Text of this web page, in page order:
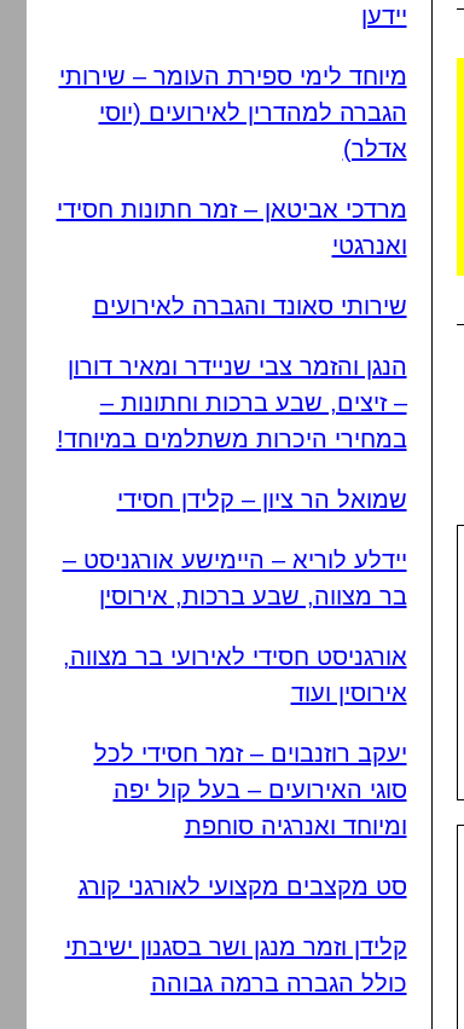
יידען
מיוחד לימי ספירת העומר – שירותי
הגברה למהדרין לאירועים (יוסי
אדלר)
מרדכי אביטאן – זמר חתונות חסידי
ואנרגטי
שירותי סאונד והגברה לאירועים
הנגן והזמר צבי שניידר ומאיר דורון
– זיצים, שבע ברכות וחתונות –
במחירי היכרות משתלמים במיוחד!
שמואל הר ציון – קלידן חסידי
יידלע לוריא – היימישע אורגניסט –
בר מצווה, שבע ברכות, אירוסין
אורגניסט חסידי לאירועי בר מצווה,
אירוסין ועוד
יעקב רוזנבוים – זמר חסידי לכל
סוגי האירועים – בעל קול יפה
ומיוחד ואנרגיה סוחפת
סט מקצבים מקצועי לאורגני קורג
קלידן וזמר מנגן ושר בסגנון ישיבתי
כולל הגברה ברמה גבוהה